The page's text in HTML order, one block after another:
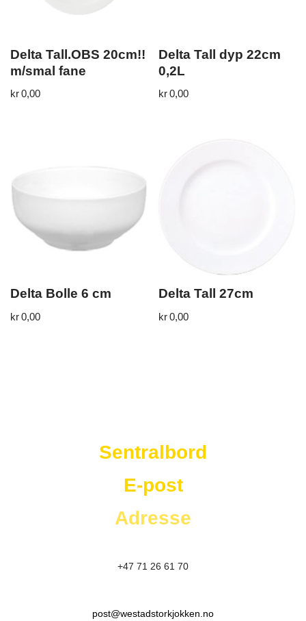
Delta Tall.OBS 20cm!!
m/smal fane
kr0,00
Delta Tall dyp 22cm
0,2L
kr0,00
Delta Bolle 6 cm
kr0,00
Delta Tall 27cm
kr0,00
Sentralbord
E-post
Adresse
+47 71 26 61 70
post@westadstorkjokken.no